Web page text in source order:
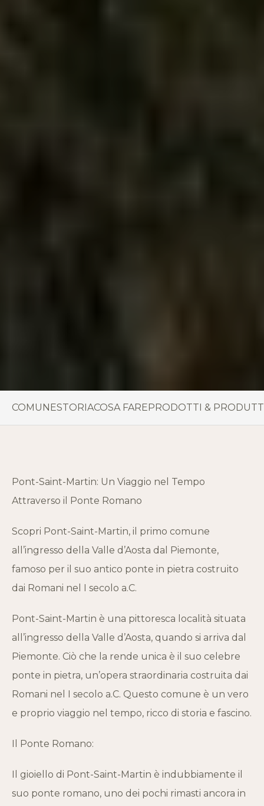
COMUNESTORIACOSA FAREPRODOTTI &
Pont-Saint-Martin: Un Viaggio nel Tempo
Attraverso il Ponte Romano
Scopri Pont-Saint-Martin, il primo comune
all’ingresso della Valle d’Aosta dal Piemonte,
famoso per il suo antico ponte in pietra costruito
dai Romani nel I secolo a.C.
Pont-Saint-Martin è una pittoresca località situata
all’ingresso della Valle d’Aosta, quando si arriva dal
Piemonte. Ciò che la rende unica è il suo celebre
ponte in pietra, un’opera straordinaria costruita dai
Romani nel I secolo a.C. Questo comune è un vero
e proprio viaggio nel tempo, ricco di storia e fascino.
Il Ponte Romano:
Il gioiello di Pont-Saint-Martin è indubbiamente il
suo ponte romano, uno dei pochi rimasti ancora in